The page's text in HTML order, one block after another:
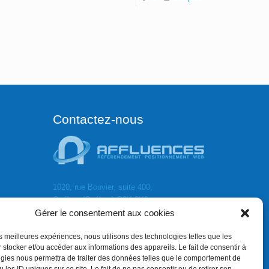
Gérer le consentement aux cookies
meilleures expériences, nous utilisons des technologies telles que les
stocker et/ou accéder aux informations des appareils. Le fait de consentir à
nous permettra de traiter des données telles que le comportement de
Contactez-nous
1020, rue Bouvier, suite 400,
Québec (Québec) G2K 0K9
418.684.8881